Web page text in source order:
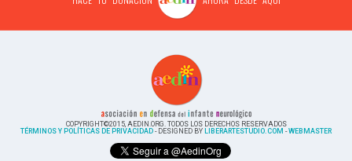
COPYRIGHT©2015, AEDIN.ORG. TODOS LOS DERECHOS RESERVADOS
TÉRMINOS Y POLÍTICAS DE PRIVACIDAD - DESIGNED BY LIBERARTESTUDIO.COM -WEBMASTER